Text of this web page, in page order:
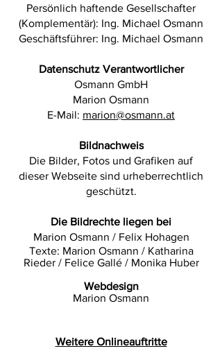
Persönlich haftende Gesellschafter
(Komplementär): Ing. Michael Osmann
Geschäftsführer: Ing. Michael Osmann
Datenschutz Verantwortlicher
Osmann GmbH
Marion Osmann
E-Mail: marion@osmann.at
Bildnachweis
Die Bilder, Fotos und Grafiken auf
dieser Webseite sind urheberrechtlich
geschützt.
Die Bildrechte liegen bei
Marion Osmann / Felix Hohagen
Texte: Marion Osmann / Katharina
Rieder / Felice Gallé / Monika Huber
Webdesign
Marion Osmann
Weitere Onlineauftritte